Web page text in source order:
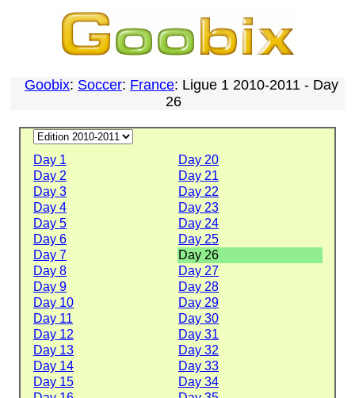
Goobix: Soccer: France: Ligue 1 2010-2011 - Day
26
Day 1
Day 20
Day 2
Day 21
Day 3
Day 22
Day 4
Day 23
Day 5
Day 24
Day 6
Day 25
Day 7
Day 26
Day 8
Day 27
Day 9
Day 28
Day 10
Day 29
Day 11
Day 30
Day 12
Day 31
Day 13
Day 32
Day 14
Day 33
Day 15
Day 34